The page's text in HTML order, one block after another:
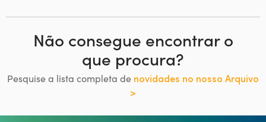
Não consegue encontrar o
que procura?
Pesquise a lista completa de novidades no nosso Arquivo
>